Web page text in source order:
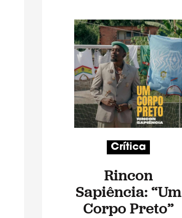
Crítica
Rincon
Sapiência: “Um
Corpo Preto”